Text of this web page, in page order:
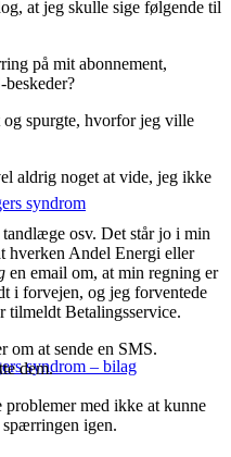
syndrom
syndrom – bilag
at jeg skulle sige følgende til
på mit abonnement,
og spurgte, hvorfor jeg ville
aldrig noget at vide, jeg ikke
osv. Det står jo i min
hverken Andel Energi eller
en email om, at min regning er
i forvejen, og jeg forventede
tilmeldt Betalingsservice.
om at sende en SMS.
dem.
problemer med ikke at kunne
igen.